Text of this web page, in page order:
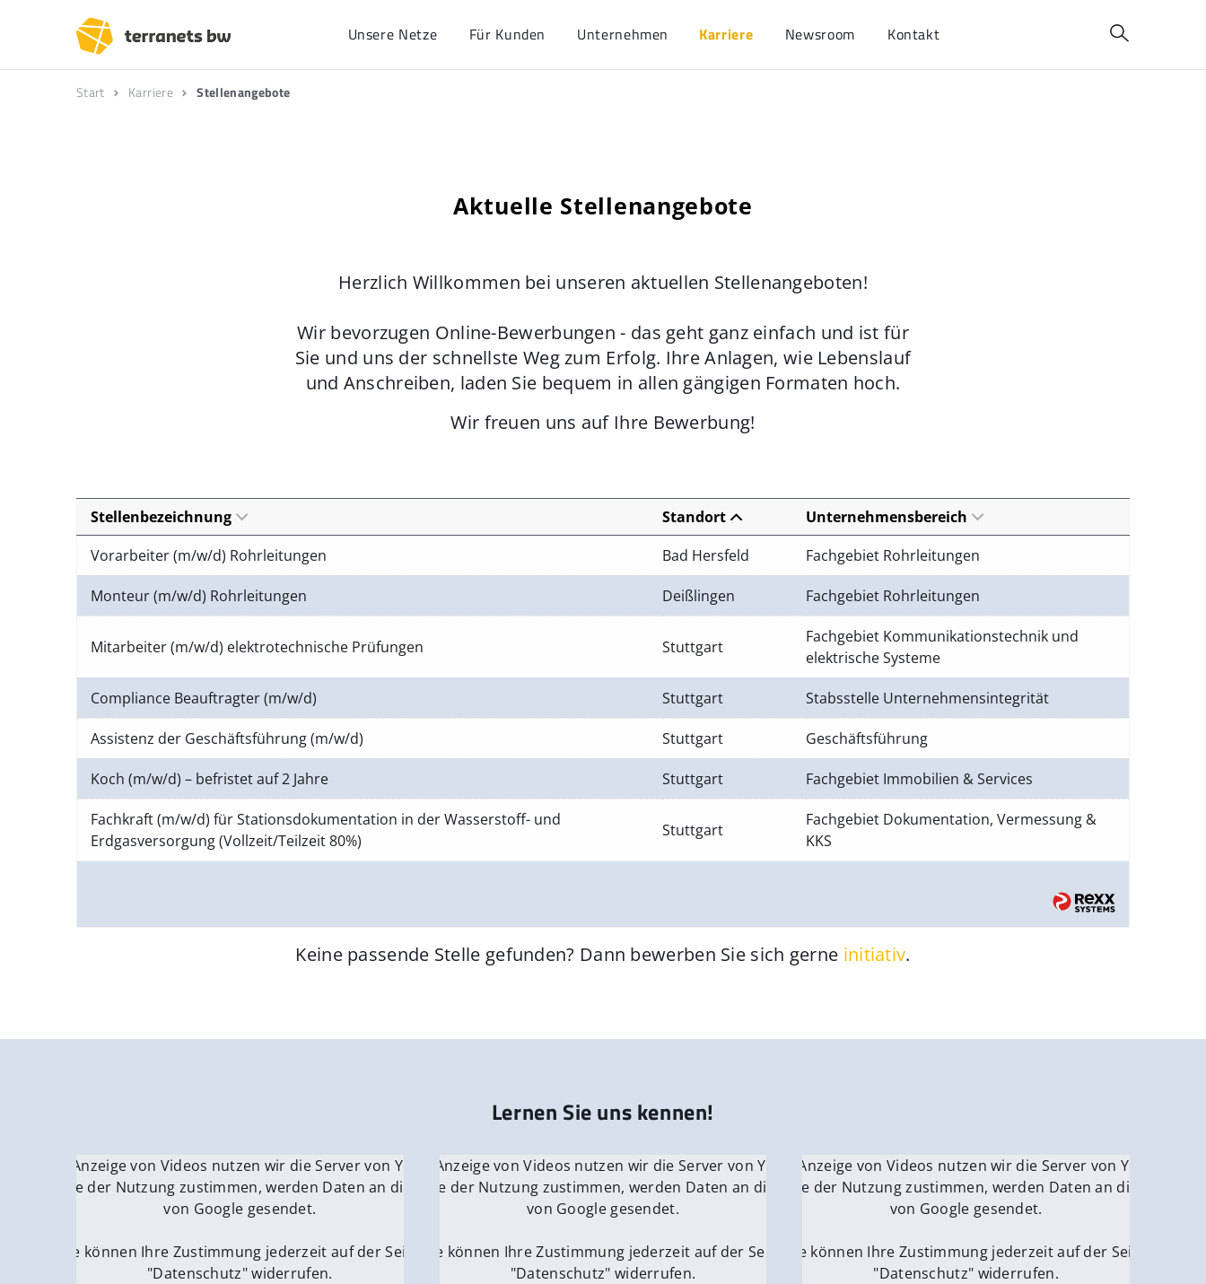
Unsere Netze Für Kunden Unternehmen Karriere Newsroom Kontakt
Start Karriere Stellenangebote
Aktuelle Stellenangebote
Herzlich Willkommen bei unseren aktuellen Stellenangeboten!
Wir bevorzugen Online-Bewerbungen - das geht ganz einfach und ist für
Sie und uns der schnellste Weg zum Erfolg. Ihre Anlagen, wie Lebenslauf
und Anschreiben, laden Sie bequem in allen gängigen Formaten hoch.
Wir freuen uns auf Ihre Bewerbung!
Stellenbezeichnung Standort
Unternehmensbereich
Vorarbeiter (m/w/d) Rohrleitungen
Bad Hersfeld Fachgebiet Rohrleitungen
Monteur (m/w/d) Rohrleitungen Deißlingen Fachgebiet Rohrleitungen
Mitarbeiter (m/w/d) elektrotechnische Prüfungen Stuttgart
Fachgebiet Kommunikationstechnik und
elektrische Systeme
Compliance Beauftragter (m/w/d) Stuttgart Stabsstelle Unternehmensintegrität
Assistenz der Geschäftsführung (m/w/d) Stuttgart Geschäftsführung
Koch (m/w/d) – befristet auf 2 Jahre Stuttgart Fachgebiet Immobilien & Services
Fachkraft (m/w/d) für Stationsdokumentation in der Wasserstoff- und
Erdgasversorgung (Vollzeit/Teilzeit 80%)
Stuttgart
Fachgebiet Dokumentation, Vermessung &
KKS
Keine passende Stelle gefunden? Dann bewerben Sie sich gerne initiativ.
Lernen Sie uns kennen!
Für die Anzeige von Videos nutzen wir die Server von YouTube.
Wenn Sie der Nutzung zustimmen, werden Daten an die Server
von Google gesendet.
Sie können Ihre Zustimmung jederzeit auf der Seite
"Datenschutz" widerrufen.
Für die Anzeige von Videos nutzen wir die Server von YouTube.
Wenn Sie der Nutzung zustimmen, werden Daten an die Server
von Google gesendet.
Sie können Ihre Zustimmung jederzeit auf der Seite
"Datenschutz" widerrufen.
Für die Anzeige von Videos nutzen wir die Server von YouTube.
Wenn Sie der Nutzung zustimmen, werden Daten an die Server
von Google gesendet.
Sie können Ihre Zustimmung jederzeit auf der Seite
"Datenschutz" widerrufen.